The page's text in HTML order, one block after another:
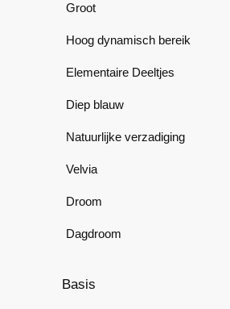
Groot
Hoog dynamisch bereik
Elementaire Deeltjes
Diep blauw
Natuurlijke verzadiging
Velvia
Droom
Dagdroom
Basis